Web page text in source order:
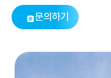
문의하기